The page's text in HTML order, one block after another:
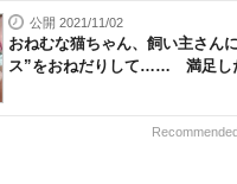
公開 2021/11/02
おねむな猫ちゃん、飼い主さん
ス”をおねだりして…… 満足し